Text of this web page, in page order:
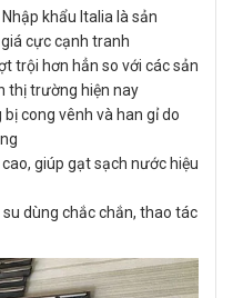
khẩu Italia là sản
cực cạnh tranh
trội hơn hẳn so với các sản
thị trường hiện nay
cong vênh và han gỉ do
giúp gạt sạch nước hiệu
dùng chắc chắn, thao tác